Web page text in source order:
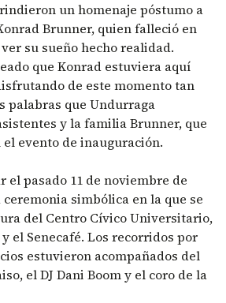
un homenaje póstumo a
Brunner, quien falleció en
ver su sueño hecho realidad.
que Konrad estuviera aquí
de este momento tan
palabras que Undurraga
y la familia Brunner, que
evento de inauguración.
el pasado 11 de noviembre de
ceremonia simbólica en la que se
del Centro Cívico Universitario,
el Senecafé. Los recorridos por
estuvieron acompañados del
el DJ Dani Boom y el coro de la